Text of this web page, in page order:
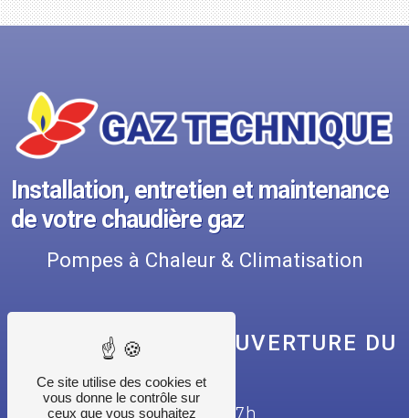
Installation, entretien et maintenance
de votre chaudière gaz
Pompes à Chaleur & Climatisation
NOS HORAIRES D'OUVERTURE DU
SECRÉTARIAT
Lundi : 7h30 - 12h | 13h30 - 17h
Ce site utilise des cookies et
vous donne le contrôle sur
ceux que vous souhaitez